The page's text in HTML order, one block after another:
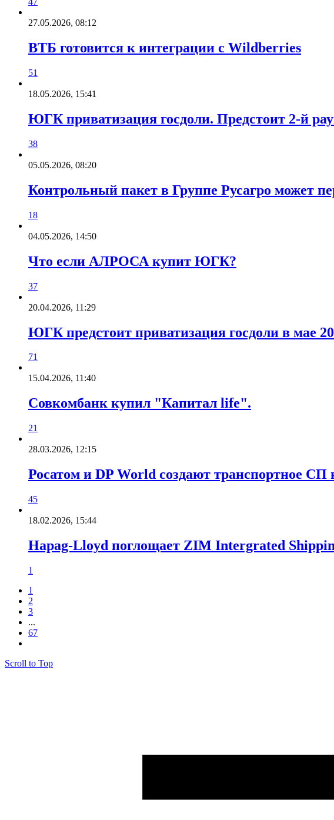
27.05.2026, 08:12
ВТБ готовится к интеграции с Wildberries
51
18.05.2026, 15:41
ЮГК приватизация госдоли. Предстоит 2-й
38
05.05.2026, 08:20
Контрольный пакет в Группе Русагро может
18
04.05.2026, 14:50
Что если АЛРОСА купит ЮГК?
37
20.04.2026, 11:29
ЮГК предстоит приватизация госдоли в мае
71
15.04.2026, 11:40
Совкомбанк купил "Капитал life".
21
28.03.2026, 12:15
Росатом и DP World создают транспортное
45
18.02.2026, 15:44
Hapag-Lloyd поглощает ZIM Intergrated
1
1
2
3
...
67
Scroll to Top